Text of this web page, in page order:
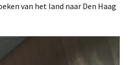
van het land naar Den Haag